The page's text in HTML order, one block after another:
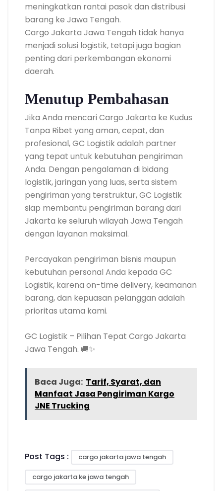
meningkatkan rantai pasok dan distribusi
barang ke Jawa Tengah.
Cargo Jakarta Jawa Tengah tidak hanya
menjadi solusi logistik, tetapi juga bagian
penting dari perkembangan ekonomi
daerah.
Menutup Pembahasan
Jika Anda mencari Cargo Jakarta ke Kudus
Tanpa Ribet yang aman, cepat, dan
profesional, GC Logistik adalah partner
yang tepat untuk kebutuhan pengiriman
Anda. Dengan pengalaman di bidang
logistik, jaringan yang luas, serta sistem
pengiriman yang terstruktur, GC Logistik
siap membantu pengiriman barang dari
Jakarta ke seluruh wilayah Jawa Tengah
dengan layanan maksimal.
Percayakan pengiriman bisnis maupun
kebutuhan personal Anda kepada GC
Logistik, karena on-time delivery, keamanan
barang, dan kepuasan pelanggan adalah
prioritas utama kami.
GC Logistik – Pilihan Tepat Cargo Jakarta
Jawa Tengah. 🚚✨
Baca Juga: Tarif, Syarat, dan
Manfaat Jasa Pengiriman Kargo
JNE Trucking
Post Tags : cargo jakarta jawa tengah
cargo jakarta ke jawa tengah